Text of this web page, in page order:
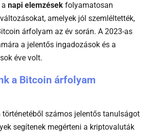
napi elemzések folyamatosan
amelyek jól szemléltették,
árfolyam az év során. A 2023-as
a jelentős ingadozások és a
éve volt.
a Bitcoin árfolyam
számos jelentős tanulságot
segítenek megérteni a kriptovaluták